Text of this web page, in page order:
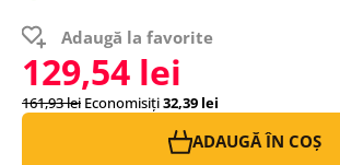
Adaugă la favorite
129,54 lei
161,93 lei Economisiți32,39 lei
ADAUGĂ ÎN COȘ